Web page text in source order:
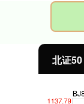
北证50